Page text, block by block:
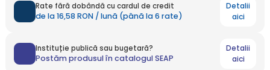
Rate fără dobândă cu cardul de credit
de la 16,58 RON / lună (până la 6 rate)
Detalii
aici
Instituție publică sau bugetară?
Postăm produsul în catalogul SEAP
Detalii
aici